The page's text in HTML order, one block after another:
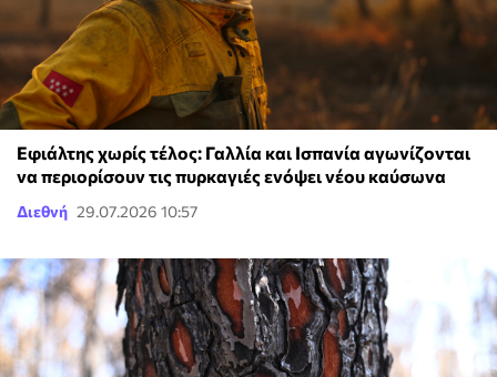
Εφιάλτης χωρίς τέλος: Γαλλία και Ισπανία αγωνίζονται
να περιορίσουν τις πυρκαγιές ενόψει νέου καύσωνα
Διεθνή 29.07.2026 10:57